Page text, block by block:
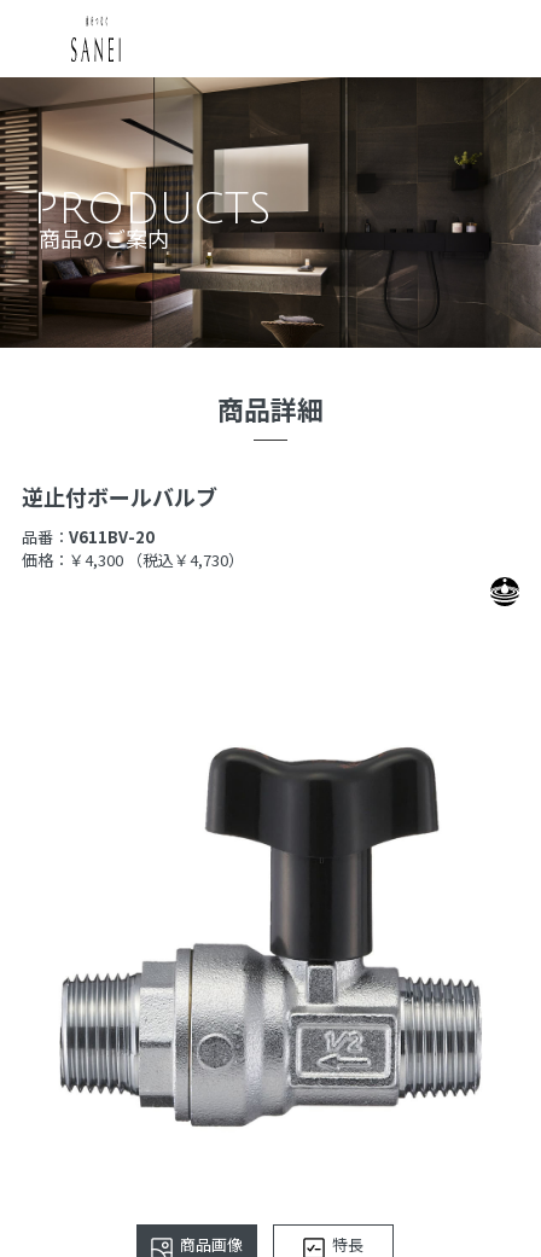
PRODUCTS
商品のご案内
商品詳細
逆止付ボールバルブ
品番： V611BV-20
価格：￥4,300
（税込￥4,730）
商品画像 特長